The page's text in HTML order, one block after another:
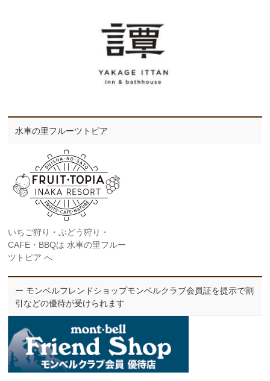
水車の里フルーツトピア
いちご狩り・ぶどう狩り・
CAFE・BBQは 水車の里フルー
ツトピア へ
ー モンベルフレンドショップモンベルクラブ会員証を提示で割
引などの優待が受けられます